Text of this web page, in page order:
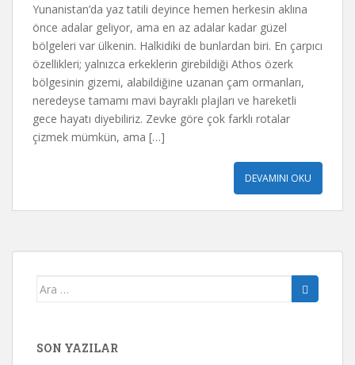
Yunanistan’da yaz tatili deyince hemen herkesin aklına
önce adalar geliyor, ama en az adalar kadar güzel
bölgeleri var ülkenin. Halkidiki de bunlardan biri. En çarpıcı
özellikleri; yalnızca erkeklerin girebildiği Athos özerk
bölgesinin gizemi, alabildiğine uzanan çam ormanları,
neredeyse tamamı mavi bayraklı plajları ve hareketli
gece hayatı diyebiliriz. Zevke göre çok farklı rotalar
çizmek mümkün, ama […]
DEVAMINI OKU
Arama
SON YAZILAR